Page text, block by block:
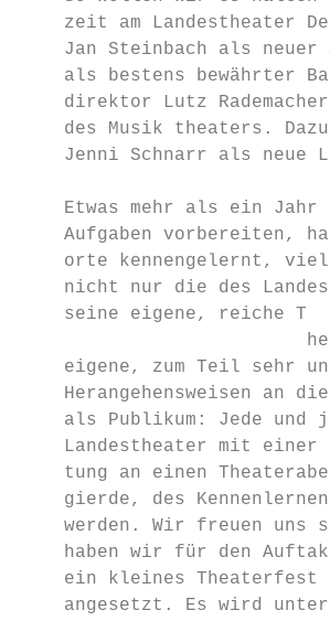
zeit am Landestheater
Jan Steinbach als neuer
als bestens bewährter
direktor Lutz
des Musik­ theaters.
Jenni Schnarr als neue
Etwas mehr als ein Jahr
Aufgaben vorbereiten,
orte kennengelernt,
nicht nur die des
    seine eigene, reiche T
eigene, zum Teil sehr
Herangehensweisen an
als Publikum: Jede und
Landestheater mit einer
tung an einen
gierde, des
werden. Wir freuen uns
haben wir für den
ein kleines Theaterfest
angesetzt. Es wird